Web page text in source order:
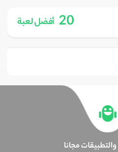
20 أفضل لعبة
مجانا